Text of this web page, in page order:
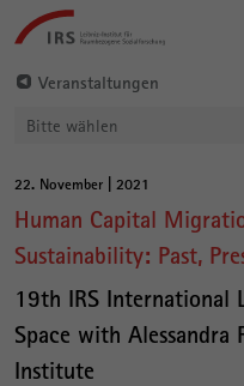
Gehe
direkt
zu:
Leibniz-
Institut
für
Sozialforschung
Veranstaltungen
Bitte wählen
Hauptinhalt
22. November | 2021
Human Capital
Sustainability: Past,
19th IRS International
Space with Alessandra
Institute